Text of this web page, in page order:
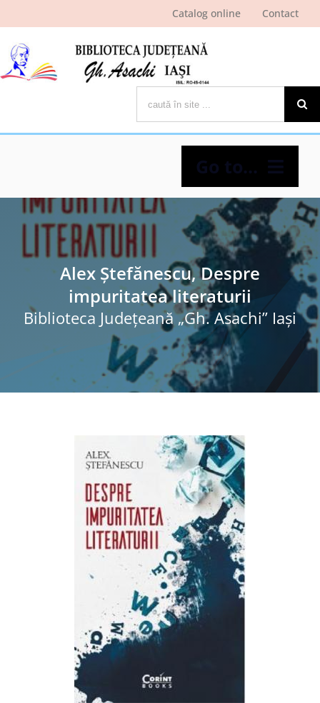
Catalog online Contact
Go to...
Despre bibliotecă
Pagina cititorului
Ştiri şi evenimente
Programe şi proiecte
Interes public
Alex Ştefănescu, Despre
impuritatea literaturii
Biblioteca Judeţeană „Gh. Asachi” Iaşi